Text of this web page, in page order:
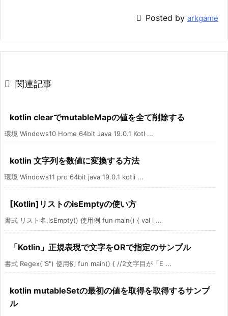
 Posted by arkgame
 関連記事
kotlin clearでmutableMapの値を全て削除する
環境 Windows10 Home 64bit Java 19.0.1 Kotl ...
kotlin 文字列を数値に変換する方法
環境 Windows11 pro 64bit java 19.0.1 kotli ...
[Kotlin]リストのisEmptyの使い方
書式 リスト名,isEmpty() 使用例 fun main() { val l ...
「Kotlin」正規表現で文字をORで指定のサンプル
書式 Regex("S") 使用例 fun main() { //2文字目が「E ...
kotlin mutableSetの最初の値を取得を取得するサンプ
ル